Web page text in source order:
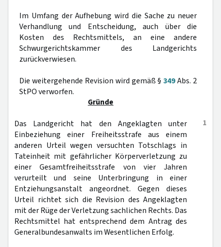
Im Umfang der Aufhebung wird die Sache zu neuer
Verhandlung und Entscheidung, auch über die
Kosten des Rechtsmittels, an eine andere
Schwurgerichtskammer des Landgerichts
zurückverwiesen.
Die weitergehende Revision wird gemäß §349Abs. 2
StPO verworfen.
Gründe
1
Das Landgericht hat den Angeklagten unter
Einbeziehung einer Freiheitsstrafe aus einem
anderen Urteil wegen versuchten Totschlags in
Tateinheit mit gefährlicher Körperverletzung zu
einer Gesamtfreiheitsstrafe von vier Jahren
verurteilt und seine Unterbringung in einer
Entziehungsanstalt angeordnet. Gegen dieses
Urteil richtet sich die Revision des Angeklagten
mit der Rüge der Verletzung sachlichen Rechts. Das
Rechtsmittel hat entsprechend dem Antrag des
Generalbundesanwalts im Wesentlichen Erfolg.